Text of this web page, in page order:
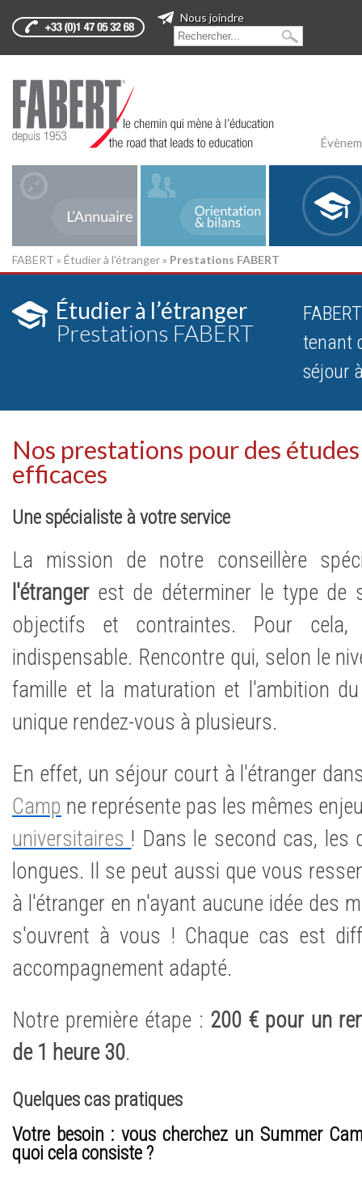
Nous joindre
FABERT » Étudier à l’étranger » Prestations FABERT
Étudier à l’étranger
Prestations FABERT
tenant
séjour
Nos prestations pour des
efficaces
Une spécialiste à votre service
La mission de notre conseillère
l'étrangerest de déterminer le type de
objectifs et contraintes. Pour cela,
indispensable. Rencontre qui, selon le
famille et la maturation et l'ambition
unique rendez-vous à plusieurs.
En effet, un séjour court à l'étranger
Camp ne représente pas les mêmes
universitaires ! Dans le second cas, les
longues. Il se peut aussi que vous
à l'étranger en n'ayant aucune idée des
s'ouvrent à vous ! Chaque cas est
accompagnement adapté.
Notre première étape : 200 € pour un
de 1 heure 30.
Quelques cas pratiques
Votre besoin : vous cherchez un Summer
quoi cela consiste ?